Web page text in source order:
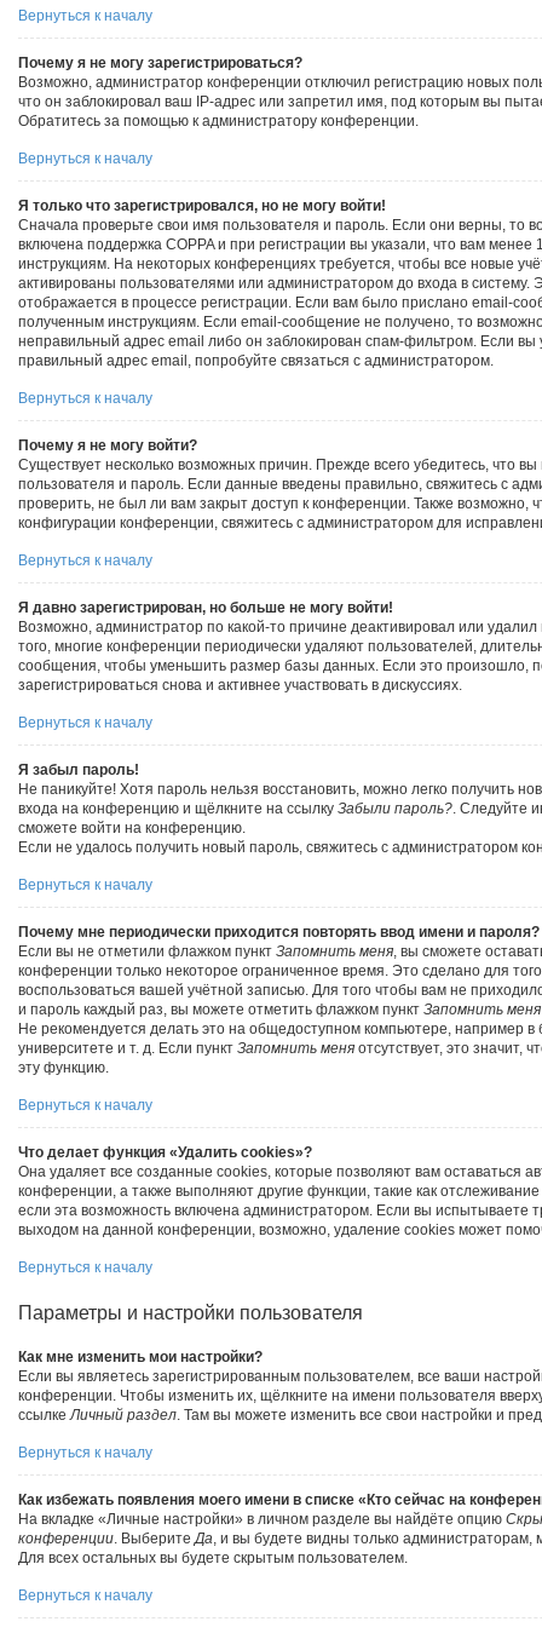
Вернуться к началу
Почему я не могу зарегистрироваться?
Возможно, администратор конференции отключил регистрацию новых
что он заблокировал ваш IP-адрес или запретил имя, под которым вы
Обратитесь за помощью к администратору конференции.
Вернуться к началу
Я только что зарегистрировался, но не могу войти!
Сначала проверьте свои имя пользователя и пароль. Если они верны, то
включена поддержка COPPA и при регистрации вы указали, что вам менее
инструкциям. На некоторых конференциях требуется, чтобы все новые
активированы пользователями или администратором до входа в
отображается в процессе регистрации. Если вам было прислано email-
полученным инструкциям. Если email-сообщение не получено, то
неправильный адрес email либо он заблокирован спам-фильтром. Если вы
правильный адрес email, попробуйте связаться с администратором.
Вернуться к началу
Почему я не могу войти?
Существует несколько возможных причин. Прежде всего убедитесь, что
пользователя и пароль. Если данные введены правильно, свяжитесь с
проверить, не был ли вам закрыт доступ к конференции. Также возможно,
конфигурации конференции, свяжитесь с администратором для
Вернуться к началу
Я давно зарегистрирован, но больше не могу войти!
Возможно, администратор по какой-то причине деактивировал или
того, многие конференции периодически удаляют пользователей,
сообщения, чтобы уменьшить размер базы данных. Если это произошло,
зарегистрироваться снова и активнее участвовать в дискуссиях.
Вернуться к началу
Я забыл пароль!
Не паникуйте! Хотя пароль нельзя восстановить, можно легко получить
входа на конференцию и щёлкните на ссылку Забыли пароль?. Следуйте
сможете войти на конференцию.
Если не удалось получить новый пароль, свяжитесь с администратором
Вернуться к началу
Почему мне периодически приходится повторять ввод имени и пароля?
Если вы не отметили флажком пункт Запомнить меня, вы сможете
конференции только некоторое ограниченное время. Это сделано для
воспользоваться вашей учётной записью. Для того чтобы вам не
и пароль каждый раз, вы можете отметить флажком пункт Запомнить меня
Не рекомендуется делать это на общедоступном компьютере, например в
университете и т. д. Если пункт Запомнить меня отсутствует, это значит,
эту функцию.
Вернуться к началу
Что делает функция «Удалить cookies»?
Она удаляет все созданные cookies, которые позволяют вам оставаться
конференции, а также выполняют другие функции, такие как
если эта возможность включена администратором. Если вы испытываете
выходом на данной конференции, возможно, удаление cookies может
Вернуться к началу
Параметры и настройки пользователя
Как мне изменить мои настройки?
Если вы являетесь зарегистрированным пользователем, все ваши
конференции. Чтобы изменить их, щёлкните на имени пользователя
ссылкеЛичный раздел. Там вы можете изменить все свои настройки и
Вернуться к началу
Как избежать появления моего имени в списке «Кто сейчас на
На вкладке «Личные настройки» в личном разделе вы найдёте опцию
конференции. ВыберитеДа, и вы будете видны только
Для всех остальных вы будете скрытым пользователем.
Вернуться к началу